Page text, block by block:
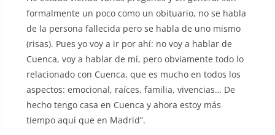
formalmente un poco como un obituario, no se habla
de la persona fallecida pero se habla de uno mismo
(risas). Pues yo voy a ir por ahí: no voy a hablar de
Cuenca, voy a hablar de mí, pero obviamente todo lo
relacionado con Cuenca, que es mucho en todos los
aspectos: emocional, raíces, familia, vivencias… De
hecho tengo casa en Cuenca y ahora estoy más
tiempo aquí que en Madrid”.